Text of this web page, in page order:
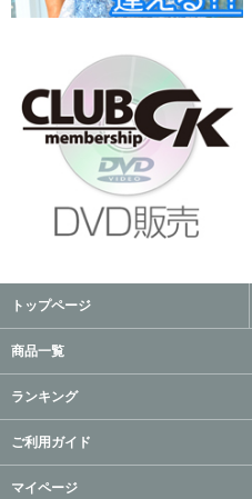
トップページ
商品一覧
ランキング
ご利用ガイド
マイページ